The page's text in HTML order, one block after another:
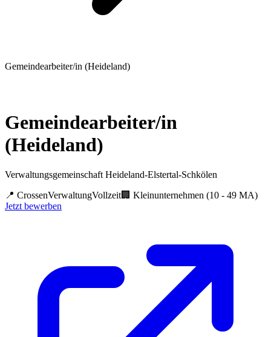
Gemeindearbeiter/in (Heideland)
Gemeindearbeiter/in
(Heideland)
Verwaltungsgemeinschaft Heideland-Elstertal-Schkölen
📍 CrossenVerwaltungVollzeit🏢 Kleinunternehmen (10 - 49 MA)
Jetzt bewerben